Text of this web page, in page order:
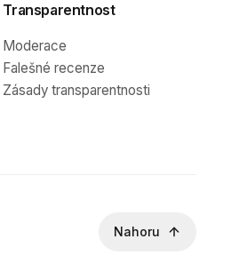
Transparentnost
Moderace
Falešné recenze
Zásady transparentnosti
Nahoru